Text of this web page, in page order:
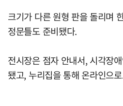
크기가 다른 원형 판을 돌리며
정문틀도 준비됐다.
전시장은 점자 안내서, 시각장
됐고, 누리집을 통해 온라인으